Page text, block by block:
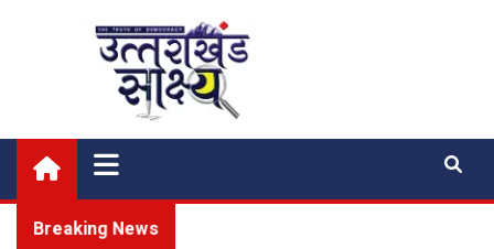
Uttarakhand Shakshya
My News Portal
Breaking News